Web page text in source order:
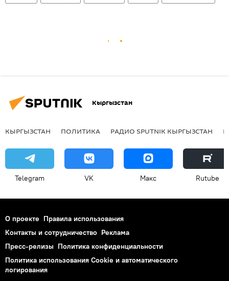
Кыргызстан
КЫРГЫЗСТАН ПОЛИТИКА РАДИО SPUTNIK КЫРГЫЗСТАН
Telegram VK Макс Rutube
О проекте Правила использования
Контакты и сотрудничество Реклама
Пресс-релизы Политика конфиденциальности
Политика использования Cookie и автоматического
логирования